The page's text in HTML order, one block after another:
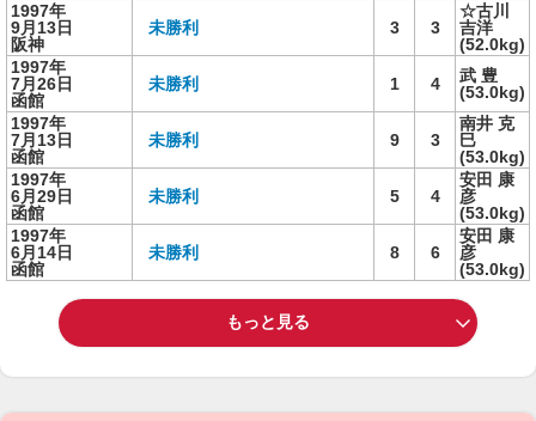
1997年
9月13日
阪神
未勝利 3 3
☆古川
吉洋
(52.0kg)
1997年
7月26日
函館
未勝利 1 4
武 豊
(53.0kg)
1997年
7月13日
函館
未勝利 9 3
南井 克
巳
(53.0kg)
1997年
6月29日
函館
未勝利 5 4
安田 康
彦
(53.0kg)
1997年
6月14日
函館
未勝利 8 6
安田 康
彦
(53.0kg)
もっと見る